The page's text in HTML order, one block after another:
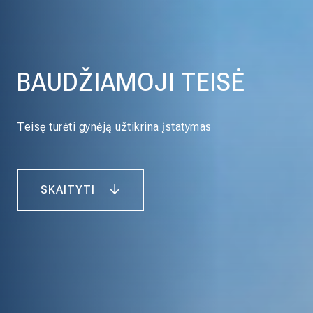
BAUDŽIAMOJI TEISĖ
Teisę turėti gynėją užtikrina įstatymas
SKAITYTI